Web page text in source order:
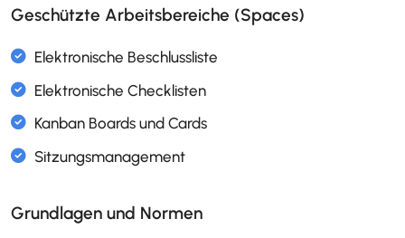
KI-Formular-Generierung
Spracheingabe für Formulare
Geschützte Arbeitsbereiche (Spaces)
Grundlagen und Normen